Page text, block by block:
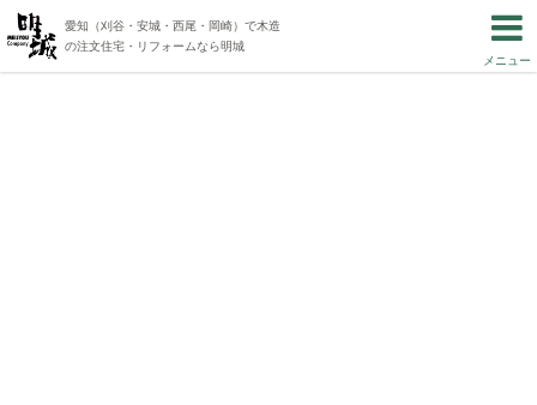
愛知（刈谷・安城・西尾・岡崎）で木造
の注文住宅・リフォームなら明城
メニュー